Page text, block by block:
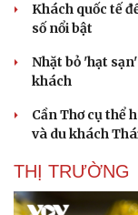
Khách quốc tế
số nổi bật
Nhặt bỏ 'hạt
khách
Cần Thơ cụ thể
và du khách
THỊ TRƯỜNG